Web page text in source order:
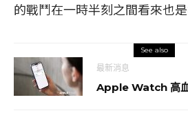
的戰鬥在一時半刻之間看來也
See also
最新消息
Apple Watch 高血